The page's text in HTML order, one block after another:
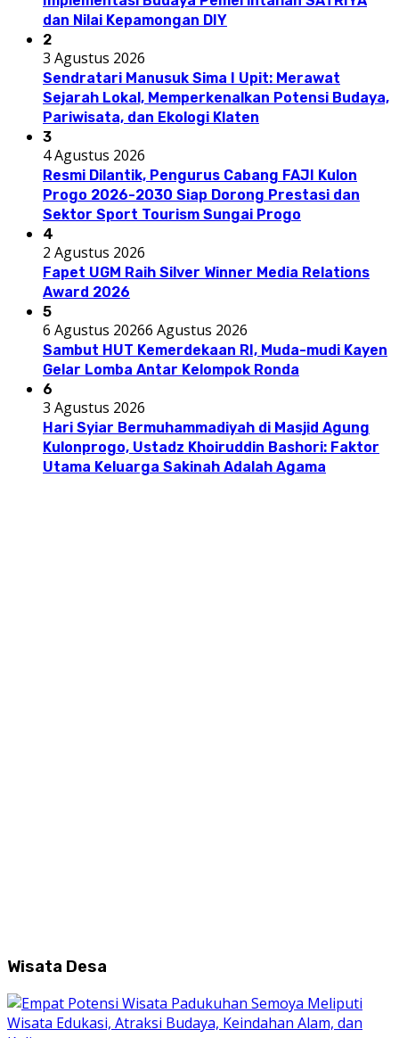
dan Nilai Kepamongan DIY
2
3 Agustus 2026
Sendratari Manusuk Sima I Upit: Merawat
Sejarah Lokal, Memperkenalkan Potensi Budaya,
Pariwisata, dan Ekologi Klaten
3
4 Agustus 2026
Resmi Dilantik, Pengurus Cabang FAJI Kulon
Progo 2026-2030 Siap Dorong Prestasi dan
Sektor Sport Tourism Sungai Progo
4
2 Agustus 2026
Fapet UGM Raih Silver Winner Media Relations
Award 2026
5
6 Agustus 20266 Agustus 2026
Sambut HUT Kemerdekaan RI, Muda-mudi Kayen
Gelar Lomba Antar Kelompok Ronda
6
3 Agustus 2026
Hari Syiar Bermuhammadiyah di Masjid Agung
Kulonprogo, Ustadz Khoiruddin Bashori: Faktor
Utama Keluarga Sakinah Adalah Agama
Wisata Desa